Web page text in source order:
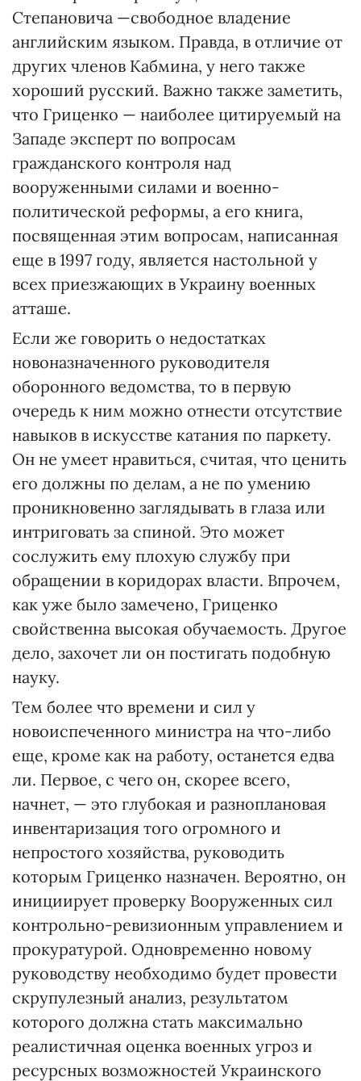
Степановича —свободное владение
английским языком. Правда, в отличие от
других членов Кабмина, у него также
хороший русский. Важно также заметить,
что Гриценко — наиболее цитируемый на
Западе эксперт по вопросам
гражданского контроля над
вооруженными силами и военно-
политической реформы, а его книга,
посвященная этим вопросам, написанная
еще в 1997 году, является настольной у
всех приезжающих в Украину военных
атташе.
Если же говорить о недостатках
новоназначенного руководителя
оборонного ведомства, то в первую
очередь к ним можно отнести отсутствие
навыков в искусстве катания по паркету.
Он не умеет нравиться, считая, что ценить
его должны по делам, а не по умению
проникновенно заглядывать в глаза или
интриговать за спиной. Это может
сослужить ему плохую службу при
обращении в коридорах власти. Впрочем,
как уже было замечено, Гриценко
свойственна высокая обучаемость. Другое
дело, захочет ли он постигать подобную
науку.
Тем более что времени и сил у
новоиспеченного министра на что-либо
еще, кроме как на работу, останется едва
ли. Первое, с чего он, скорее всего,
начнет, — это глубокая и разноплановая
инвентаризация того огромного и
непростого хозяйства, руководить
которым Гриценко назначен. Вероятно, он
инициирует проверку Вооруженных сил
контрольно-ревизионным управлением и
прокуратурой. Одновременно новому
руководству необходимо будет провести
скрупулезный анализ, результатом
которого должна стать максимально
реалистичная оценка военных угроз и
ресурсных возможностей Украинского